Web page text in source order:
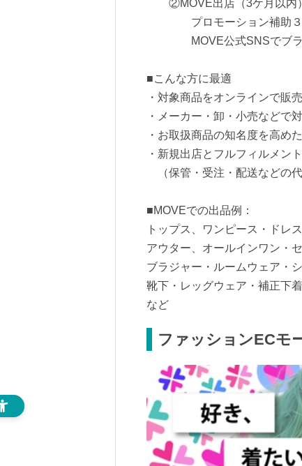
②MOVE出店（3ケ月以内）
プロモーション補助３
MOVE公式SNSでブラ
■こんな方に最適
・対象商品をオンラインで販
・メーカー・卸・小売などで
・お取扱商品の知名度を高め
・新規出店とフルフィルメン
（保管・受注・配送などの
■MOVEでの出品例：
トップス、ワンピース・ドレ
アウター、オールインワン・
ブラジャー・ルームウェア・
靴下・レッグウェア・補正下
など
ファッションECモ